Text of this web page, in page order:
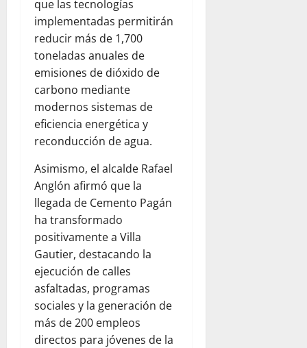
que las tecnologías
implementadas permitirán
reducir más de 1,700
toneladas anuales de
emisiones de dióxido de
carbono mediante
modernos sistemas de
eficiencia energética y
reconducción de agua.
Asimismo, el alcalde Rafael
Anglón afirmó que la
llegada de Cemento Pagán
ha transformado
positivamente a Villa
Gautier, destacando la
ejecución de calles
asfaltadas, programas
sociales y la generación de
más de 200 empleos
directos para jóvenes de la